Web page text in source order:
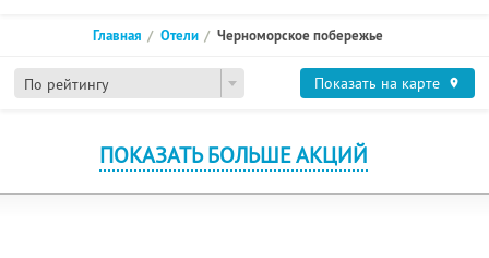
По рейтингу
Главная Отели Черноморское побережье
Показать на карте
ПОКАЗАТЬ БОЛЬШЕ АКЦИЙ